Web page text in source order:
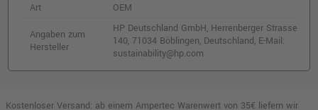
Art
OEM
Angaben zum
Hersteller
HP Deutschland GmbH, Herrenberger Strasse
140, 71034 Böblingen, Deutschland, E-Mail:
sustainability@hp.com
Kostenloser Versand: ab einem Ampertec Warenwert von 35€ liefern wir